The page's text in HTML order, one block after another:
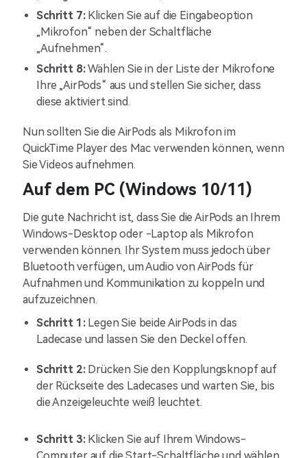
Schritt 7: Klicken Sie auf die Eingabeoption
„Mikrofon“ neben der Schaltfläche
„Aufnehmen“.
Schritt 8:Wählen Sie in der Liste der Mikrofone
Ihre „AirPods“ aus und stellen Sie sicher, dass
diese aktiviert sind.
Nun sollten Sie die AirPods als Mikrofon im
QuickTime Player des Mac verwenden können, wenn
Sie Videos aufnehmen.
Auf dem PC (Windows 10/11)
Die gute Nachricht ist, dass Sie die AirPods an Ihrem
Windows-Desktop oder -Laptop als Mikrofon
verwenden können. Ihr System muss jedoch über
Bluetooth verfügen, um Audio von AirPods für
Aufnahmen und Kommunikation zu koppeln und
aufzuzeichnen.
Schritt 1:Legen Sie beide AirPods in das
Ladecase und lassen Sie den Deckel offen.
Schritt 2:Drücken Sie den Kopplungsknopf auf
der Rückseite des Ladecases und warten Sie, bis
die Anzeigeleuchte weiß leuchtet.
Schritt 3: Klicken Sie auf Ihrem Windows-